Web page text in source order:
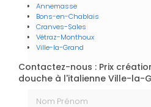
Annemasse
Bons-en-Chablais
Cranves-Sales
Vétraz-Monthoux
Ville-la-Grand
Contactez-nous : Prix
douche à l'italienne Ville-la-